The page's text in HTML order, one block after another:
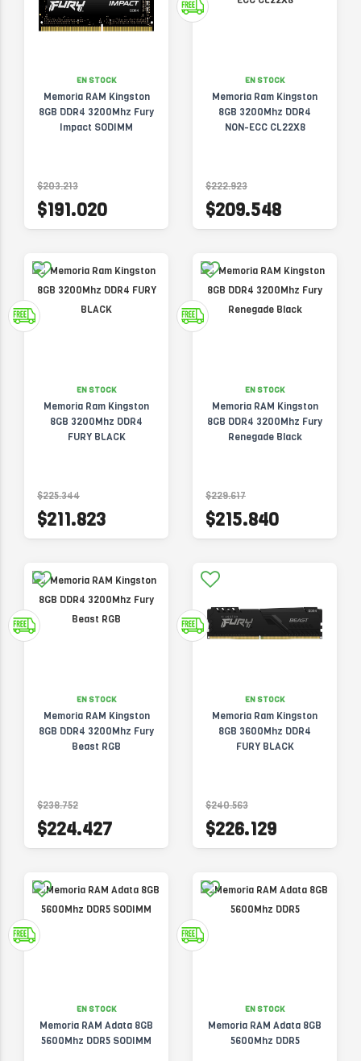
EN STOCK
Memoria RAM Kingston
8GB DDR4 3200Mhz Fury
Impact SODIMM
$203.213
$191.020
EN STOCK
Memoria Ram Kingston
8GB 3200Mhz DDR4
NON-ECC CL22X8
$222.923
$209.548
EN STOCK
Memoria Ram Kingston
8GB 3200Mhz DDR4
FURY BLACK
$225.344
$211.823
EN STOCK
Memoria RAM Kingston
8GB DDR4 3200Mhz Fury
Renegade Black
$229.617
$215.840
EN STOCK
Memoria RAM Kingston
8GB DDR4 3200Mhz Fury
Beast RGB
$238.752
$224.427
EN STOCK
Memoria Ram Kingston
8GB 3600Mhz DDR4
FURY BLACK
$240.563
$226.129
EN STOCK
Memoria RAM Adata 8GB
5600Mhz DDR5 SODIMM
EN STOCK
Memoria RAM Adata 8GB
5600Mhz DDR5